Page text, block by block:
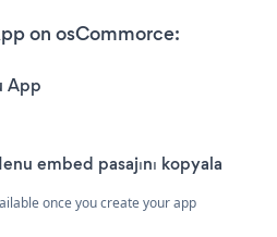
on osCommorce:
App
embed pasajını kopyala
once you create your app